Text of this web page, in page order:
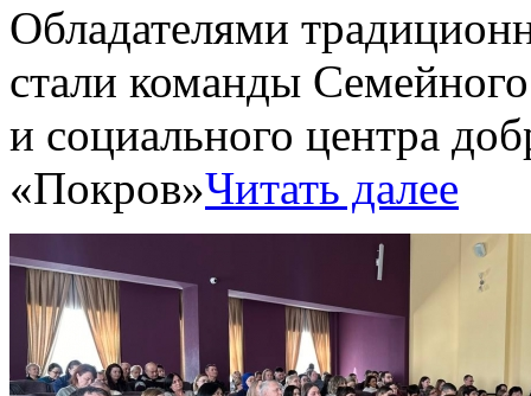
Обладателями
стали команды
и социального центра
«Покров»Читать далее